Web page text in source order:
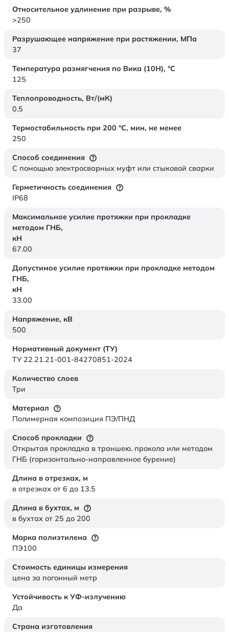
Относительное удлинение при разрыве, %
>250
Разрушающее напряжение при растяжении, МПа
37
Температура размягчения по Вика (10Н), °C
125
Теплопроводность, Вт/(мК)
0.5
Термостабильность при 200 °С, мин, не менее
250
Способ соединения
С помощью электросварных муфт или стыковой сварки
Герметичность соединения
IP68
Максимальное усилие протяжки при прокладке
методом ГНБ,
кН
67.00
Допустимое усилие протяжки при прокладке методом
ГНБ,
кН
33.00
Напряжение, кВ
500
Нормативный документ (ТУ)
ТУ 22.21.21-001-84270851-2024
Количество слоев
Три
Материал
Полимерная композиция ПЭ/ПНД
Способ прокладки
Открытая прокладка в траншею. прокола или методом
ГНБ (горизонтально-направленное бурение)
Длина в отрезках, м
в отрезках от 6 до 13.5
Длина в бухтах, м
в бухтах от 25 до 200
Марка полиэтилена
ПЭ100
Стоимость единицы измерения
цена за погонный метр
Устойчивость к УФ-излучению
Да
Страна изготовления